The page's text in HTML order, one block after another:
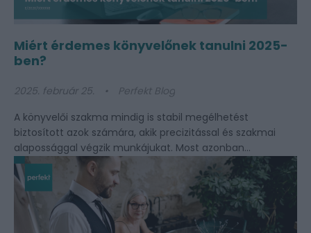
Miért érdemes könyvelőnek tanulni 2025-
ben?
2025. február 25.
Perfekt Blog
A könyvelői szakma mindig is stabil megélhetést
biztosított azok számára, akik precizitással és szakmai
alapossággal végzik munkájukat. Most azonban...